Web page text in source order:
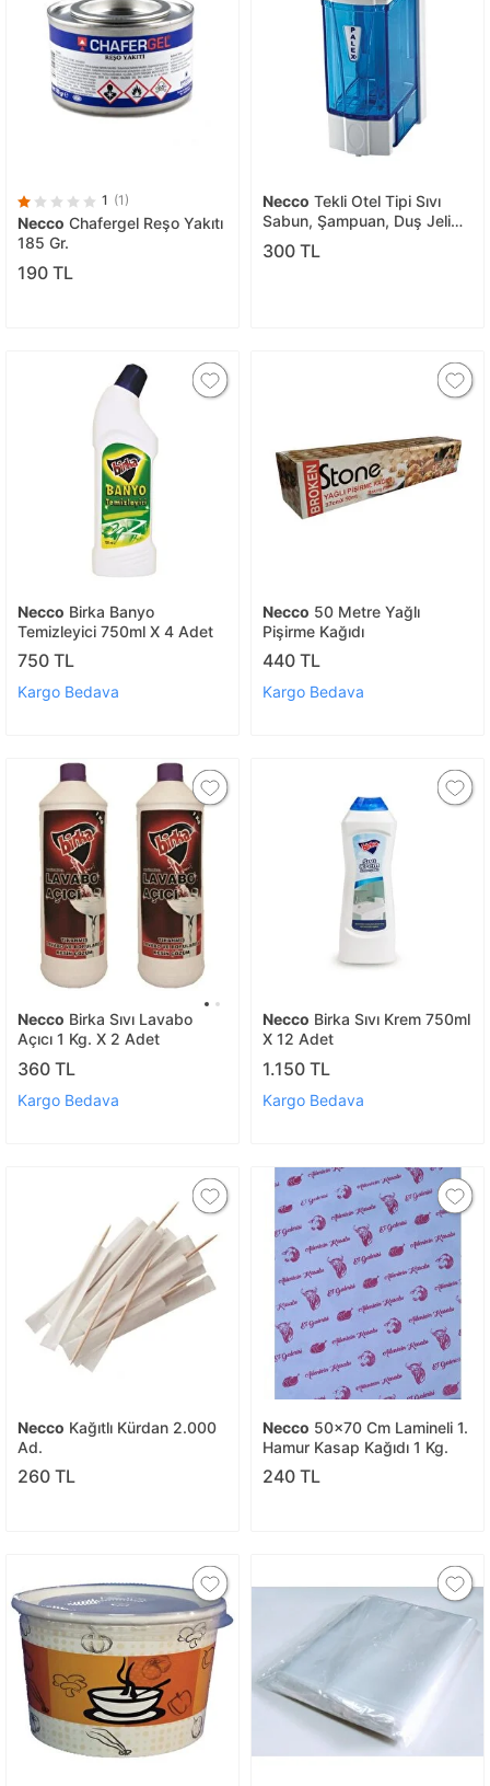
1 (1)
Necco Chafergel Reşo Yakıtı
185 Gr.
190 TL
Necco Tekli Otel Tipi Sıvı
Sabun, Şampuan, Duş Jeli
Dispenseri
300 TL
Necco Birka Banyo
Temizleyici 750ml X 4 Adet
750 TL
Kargo Bedava
Necco 50 Metre Yağlı
Pişirme Kağıdı
440 TL
Kargo Bedava
Necco Birka Sıvı Lavabo
Açıcı 1 Kg. X 2 Adet
360 TL
Kargo Bedava
Necco Birka Sıvı Krem 750ml
X 12 Adet
1.150 TL
Kargo Bedava
Necco Kağıtlı Kürdan 2.000
Ad.
260 TL
Necco 50x70 Cm Lamineli 1.
Hamur Kasap Kağıdı 1 Kg.
240 TL